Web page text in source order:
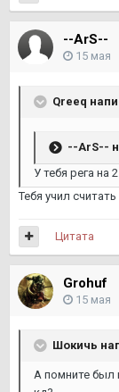
--ArS--
15 мая
Qreeq
--ArS--
У тебя рега на
Тебя учил
Цитата
Grohuf
15 мая
Шокичь
А помните был